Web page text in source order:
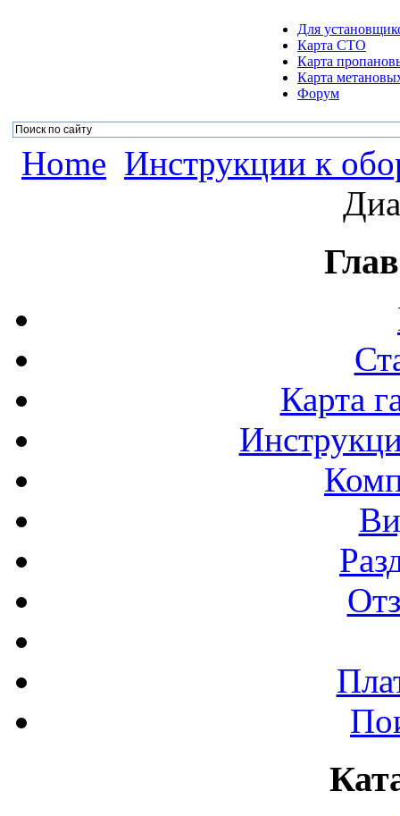
Для
Карта СТО
Карта
Карта
Форум
Home Инструкции к
Карта